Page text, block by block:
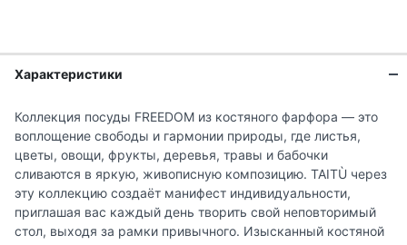
Характеристики
Коллекция посуды FREEDOM из костяного фарфора — это
воплощение свободы и гармонии природы, где листья,
цветы, овощи, фрукты, деревья, травы и бабочки
сливаются в яркую, живописную композицию. TAITÙ через
эту коллекцию создаёт манифест индивидуальности,
приглашая вас каждый день творить свой неповторимый
стол, выходя за рамки привычного. Изысканный костяной